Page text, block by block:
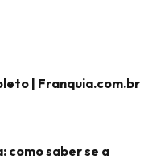
| Franquia.com.br
como saber se a